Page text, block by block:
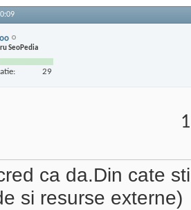
SeoPedia
29
ca da.Din cate
si resurse externe)